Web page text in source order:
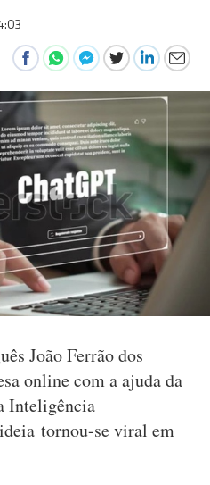
João Ferrão dos
online com a ajuda da
Inteligência
tornou-se viral em